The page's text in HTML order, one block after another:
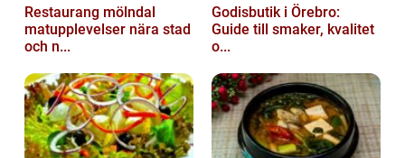
Restaurang mölndal
matupplevelser nära stad
och n...
Godisbutik i Örebro:
Guide till smaker, kvalitet
o...